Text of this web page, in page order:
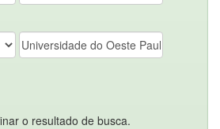
o resultado de busca.